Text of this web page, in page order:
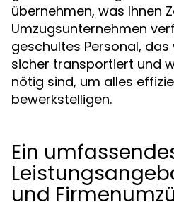
übernehmen, was Ihnen
Umzugsunternehmen
geschultes Personal,
sicher transportiert und
nötig sind, um alles
bewerkstelligen.
Ein
und